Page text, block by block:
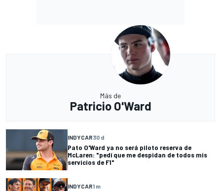
Más de
Patricio O'Ward
INDYCAR30 d
Pato O'Ward ya no será piloto reserva de
McLaren: "pedí que me despidan de todos mis
servicios de F1"
INDYCAR1 m